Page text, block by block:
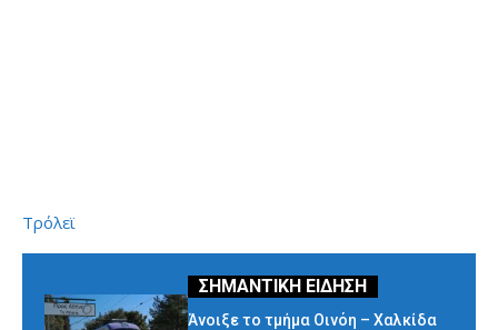
Τρόλεϊ
Άνοιξε το τμήμα Οινόη – Χαλκίδα